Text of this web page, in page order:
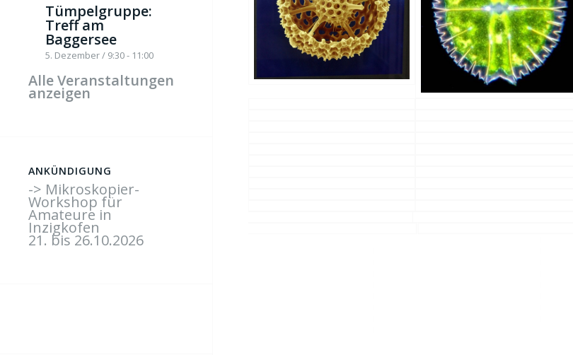
Tümpelgruppe:
Treff am
Baggersee
5. Dezember / 9:30- 11:00
Alle Veranstaltungen
anzeigen
ANKÜNDIGUNG
-> Mikroskopier-
Workshop für
Amateure in
Inzigkofen
21. bis 26.10.2026